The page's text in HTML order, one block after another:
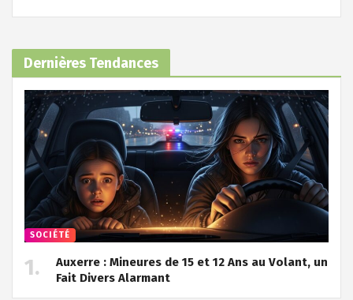
Dernières Tendances
SOCIÉTÉ
Auxerre : Mineures de 15 et 12 Ans au Volant, un
Fait Divers Alarmant